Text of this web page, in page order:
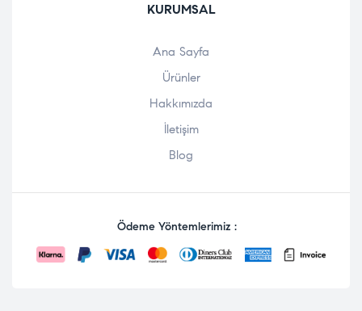
KURUMSAL
Ana Sayfa
Ürünler
Hakkımızda
İletişim
Blog
Ödeme Yöntemlerimiz :